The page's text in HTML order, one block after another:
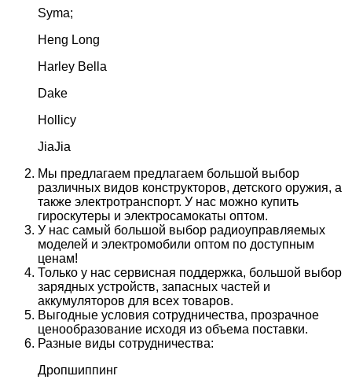
Syma;
Heng Long
Harley Bella
Dake
Hollicy
JiaJia
Мы предлагаем предлагаем большой выбор
различных видов конструкторов, детского оружия, а
также электротранспорт. У нас можно купить
гироскутеры и электросамокаты оптом.
У нас самый большой выбор радиоуправляемых
моделей и электромобили оптом по доступным
ценам!
Только у нас сервисная поддержка, большой выбор
зарядных устройств, запасных частей и
аккумуляторов для всех товаров.
Выгодные условия сотрудничества, прозрачное
ценообразование исходя из объема поставки.
Разные виды сотрудничества:
Дропшиппинг